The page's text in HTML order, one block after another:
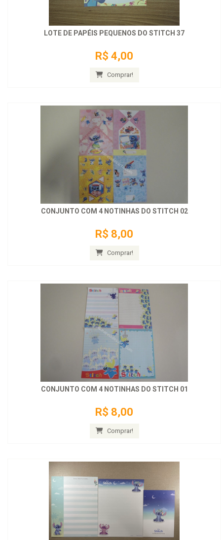
LOTE DE PAPÉIS PEQUENOS DO STITCH 37
R$ 4,00
Comprar!
CONJUNTO COM 4 NOTINHAS DO STITCH 02
R$ 8,00
Comprar!
CONJUNTO COM 4 NOTINHAS DO STITCH 01
R$ 8,00
Comprar!